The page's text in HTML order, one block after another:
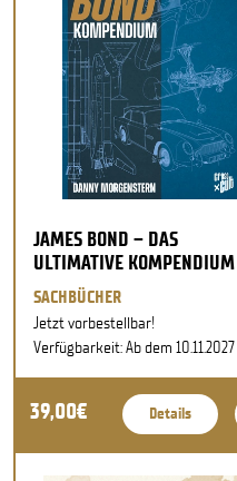
JAMES BOND – DAS
ULTIMATIVE KOMPENDIUM
SACHBÜCHER
Jetzt vorbestellbar!
Verfügbarkeit: Ab dem 10.11.2027
39,00€ Details